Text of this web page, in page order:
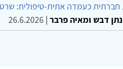
חברתית כעמדה אתית-טיפולית:
דבש ומאיה פרבר |
26.6.2026